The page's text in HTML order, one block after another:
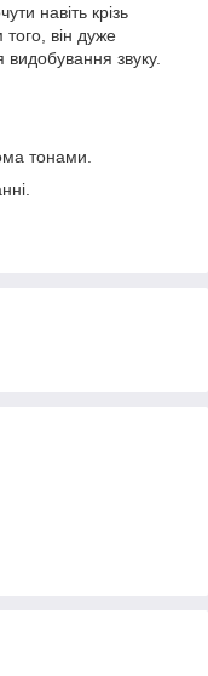
навіть крізь
того, він дуже
видобування звуку.
тонами.